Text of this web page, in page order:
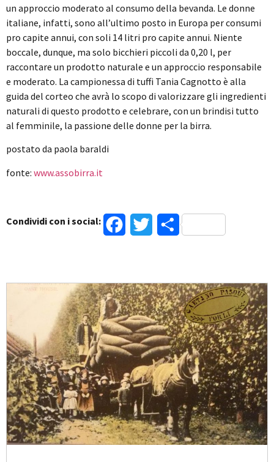
un approccio moderato al consumo della bevanda. Le donne
italiane, infatti, sono all’ultimo posto in Europa per consumi
pro capite annui, con soli 14 litri pro capite annui. Niente
boccale, dunque, ma solo bicchieri piccoli da 0,20 l, per
raccontare un prodotto naturale e un approccio responsabile
e moderato. La campionessa di tuffi Tania Cagnotto è alla
guida del corteo che avrà lo scopo di valorizzare gli ingredienti
naturali di questo prodotto e celebrare, con un brindisi tutto
al femminile, la passione delle donne per la birra.
postato da paola baraldi
fonte: www.assobirra.it
Condividi con i social: FacebookTwitterCondividi